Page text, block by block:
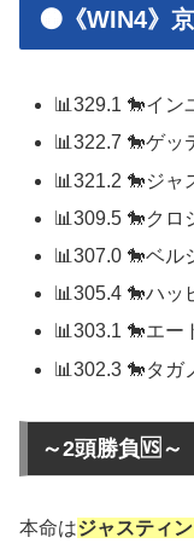
🟠《WIN4》
📊329.1 🐎イン
📊322.7 🐎ゲッ
📊321.2 🐎ジャ
📊309.5 🐎クロ
📊307.0 🐎ベル
📊305.4 🐎ハッ
📊303.1 🐎エー
📊302.3 🐎タガ
～2頭勝負🆚
本命はジャスティ